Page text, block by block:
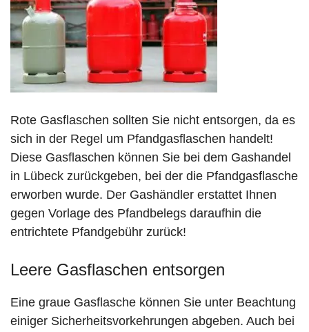
Rote Gasflaschen sollten Sie nicht entsorgen, da es
sich in der Regel um Pfandgasflaschen handelt!
Diese Gasflaschen können Sie bei dem Gashandel
in Lübeck zurückgeben, bei der die Pfandgasflasche
erworben wurde. Der Gashändler erstattet Ihnen
gegen Vorlage des Pfandbelegs daraufhin die
entrichtete Pfandgebühr zurück!
Leere Gasflaschen entsorgen
Eine graue Gasflasche können Sie unter Beachtung
einiger Sicherheitsvorkehrungen abgeben. Auch bei